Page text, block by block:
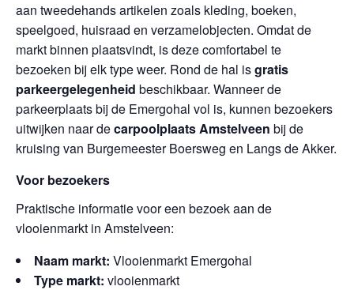
aan tweedehands artikelen zoals kleding, boeken,
speelgoed, huisraad en verzamelobjecten. Omdat de
markt binnen plaatsvindt, is deze comfortabel te
bezoeken bij elk type weer. Rond de hal isgratis
parkeergelegenheid beschikbaar. Wanneer de
parkeerplaats bij de Emergohal vol is, kunnen bezoekers
uitwijken naar decarpoolplaats Amstelveen bij de
kruising van Burgemeester Boersweg en Langs de Akker.
Voor bezoekers
Praktische informatie voor een bezoek aan de
vlooienmarkt in Amstelveen:
Naam markt: Vlooienmarkt Emergohal
Type markt: vlooienmarkt